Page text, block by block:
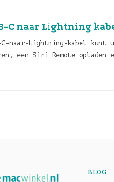
C naar Lightning
C-naar-Lightning-kabel
een Siri Remote opladen
BLOG